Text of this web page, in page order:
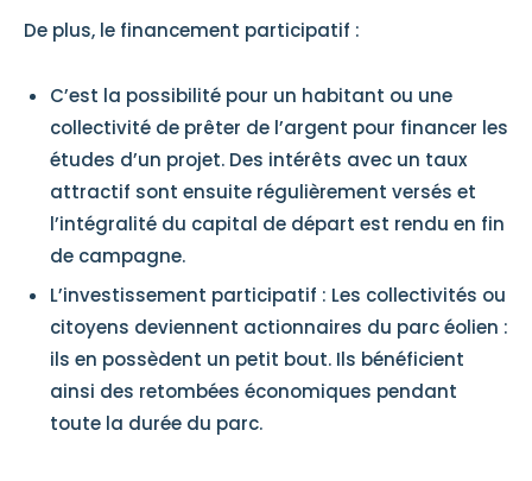
De plus, le financement participatif :
C’est la possibilité pour un habitant ou une
collectivité de prêter de l’argent pour financer les
études d’un projet. Des intérêts avec un taux
attractif sont ensuite régulièrement versés et
l’intégralité du capital de départ est rendu en fin
de campagne.
L’investissement participatif : Les collectivités ou
citoyens deviennent actionnaires du parc éolien :
ils en possèdent un petit bout. Ils bénéficient
ainsi des retombées économiques pendant
toute la durée du parc.